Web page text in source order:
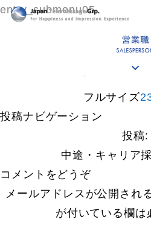
entry_submenu05
フルサイズ
投稿ナビゲーション
投稿:
中途・キャリア
コメントをどうぞ
メールアドレスが公開され
が付いている欄は